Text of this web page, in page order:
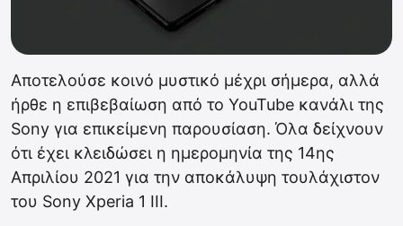
Αποτελούσε κοινό μυστικό μέχρι σήμερα, αλλά
ήρθε η επιβεβαίωση από το YouTube κανάλι της
Sony για επικείμενη παρουσίαση. Όλα δείχνουν
ότι έχει κλειδώσει η ημερομηνία της 14ης
Απριλίου 2021 για την αποκάλυψη τουλάχιστον
του Sony Xperia 1 III.